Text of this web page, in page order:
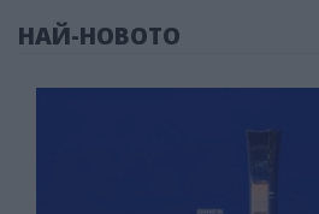
НАЙ-НОВОТО